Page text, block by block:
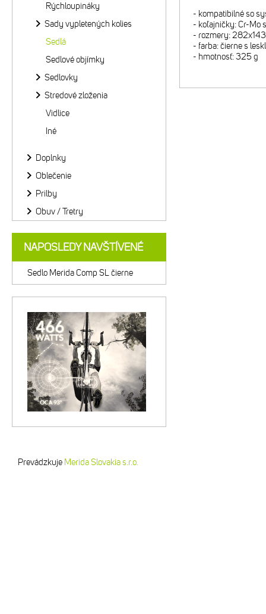
- kompatibilné so
- koľajničky: Cr-Mo
- rozmery:
- farba: čierne s
- hmotnosť: 325 g
Rýchloupináky
Sady vypletených kolies
Sedlá
Sedlové objímky
Sedlovky
Stredové zloženia
Vidlice
Iné
Doplnky
Oblečenie
Prilby
Obuv / Tretry
NAPOSLEDY NAVŠTÍVENÉ
Sedlo Merida Comp SL čierne
Prevádzkuje Merida Slovakia s.r.o.